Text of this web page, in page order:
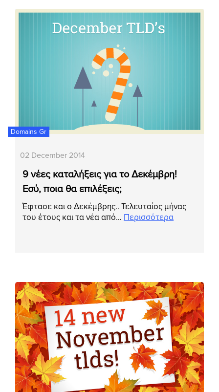
Domains Gr
02 December 2014
9 νέες καταλήξεις για το Δεκέμβρη!
Εσύ, ποια θα επιλέξεις;
Έφτασε και ο Δεκέμβρης.. Τελευταίος μήνας
του έτους και τα νέα από… Περισσότερα